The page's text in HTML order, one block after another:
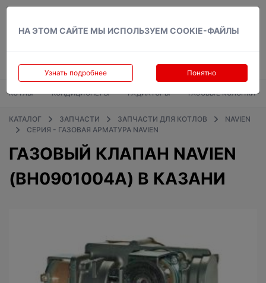
НА ЭТОМ САЙТЕ МЫ ИСПОЛЬЗУЕМ COOKIE-ФАЙЛЫ
Узнать подробнее Понятно
КОТЛЫ КОНДИЦИОНЕРЫ РАДИАТОРЫ ГАЗОВЫЕ КОЛОНКИ
КАТАЛОГ ЗАПЧАСТИ ЗАПЧАСТИ ДЛЯ КОТЛОВ
NAVIEN
СЕРИЯ - ГАЗОВАЯ АРМАТУРА NAVIEN
ГАЗОВЫЙ КЛАПАН NAVIEN
(BH0901004А) В КАЗАНИ